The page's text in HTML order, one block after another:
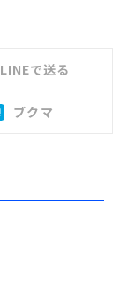
LINEで送る
ブクマ